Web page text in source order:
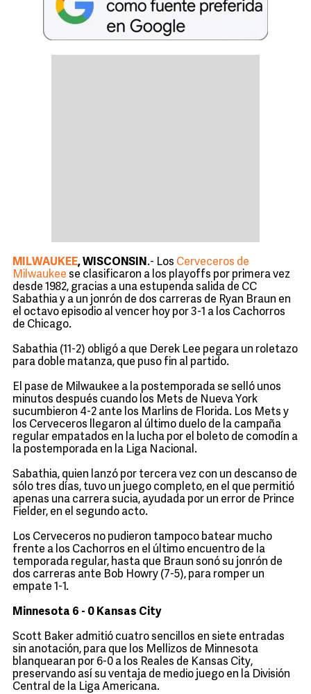
MILWAUKEE, WISCONSIN .- Los Cerveceros de
Milwaukee se clasificaron a los playoffs por primera vez
desde 1982, gracias a una estupenda salida de CC
Sabathia y a un jonrón de dos carreras de Ryan Braun en
el octavo episodio al vencer hoy por 3-1 a los Cachorros
de Chicago.
Sabathia (11-2) obligó a que Derek Lee pegara un roletazo
para doble matanza, que puso fin al partido.
El pase de Milwaukee a la postemporada se selló unos
minutos después cuando los Mets de Nueva York
sucumbieron 4-2 ante los Marlins de Florida. Los Mets y
los Cerveceros llegaron al último duelo de la campaña
regular empatados en la lucha por el boleto de comodín a
la postemporada en la Liga Nacional.
Sabathia, quien lanzó por tercera vez con un descanso de
sólo tres días, tuvo un juego completo, en el que permitió
apenas una carrera sucia, ayudada por un error de Prince
Fielder, en el segundo acto.
Los Cerveceros no pudieron tampoco batear mucho
frente a los Cachorros en el último encuentro de la
temporada regular, hasta que Braun sonó su jonrón de
dos carreras ante Bob Howry (7-5), para romper un
empate 1-1.
Minnesota 6 - 0 Kansas City
Scott Baker admitió cuatro sencillos en siete entradas
sin anotación, para que los Mellizos de Minnesota
blanquearan por 6-0 a los Reales de Kansas City,
preservando así su ventaja de medio juego en la División
Central de la Liga Americana.